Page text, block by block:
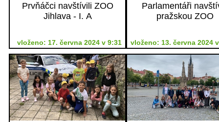
Prvňáčci navštívili ZOO
Jihlava - I. A
vloženo: 17. června 2024 v 9:31
Parlamentáři
pražskou ZOO
vloženo: 13. června 2024